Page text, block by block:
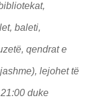
baleti,
qendrat e
lejohet të
duke